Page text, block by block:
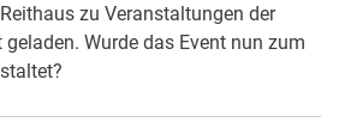
zu Veranstaltungen der
Wurde das Event nun zum